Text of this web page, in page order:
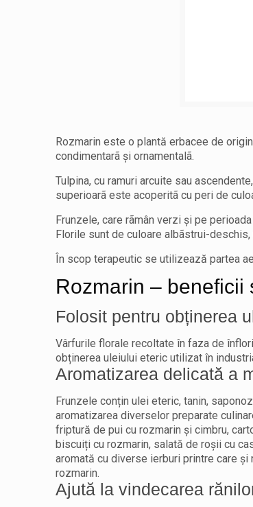
Rozmarin este o plantă erbacee de
condimentarã şi ornamentalã.
Tulpina, cu ramuri arcuite sau
superioarã este acoperitã cu peri de
Frunzele, care rãmân verzi şi pe
Florile sunt de culoare albãstrui-
În scop terapeutic se utilizează partea
Rozmarin – beneficii
Folosit pentru obținerea
Vârfurile florale recoltate în faza de
obținerea uleiului eteric utilizat în
Aromatizarea delicată a
Frunzele conțin ulei eteric, tanin,
aromatizarea diverselor preparate
friptură de pui cu rozmarin și cimbru,
biscuiți cu rozmarin, salată de roșii cu
aromată cu diverse ierburi printre care
rozmarin.
Ajută la vindecarea